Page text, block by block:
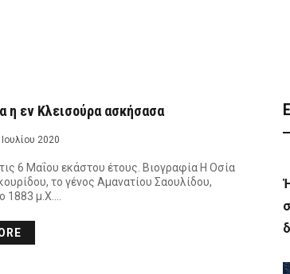
η εν Κλεισούρα ασκήσασα
2020
6 Μαΐου εκάστου έτους. Βιογραφία Η Οσία
το γένος Αμανατίου Σαουλίδου,
1883 μ.Χ….